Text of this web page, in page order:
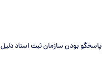
پاسخگو بودن سازمان ثبت اسناد